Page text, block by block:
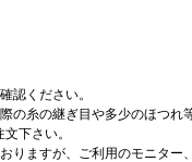
認ください。
の糸の継ぎ目や多少のほつれ
下さい。
りますが、ご利用のモニター